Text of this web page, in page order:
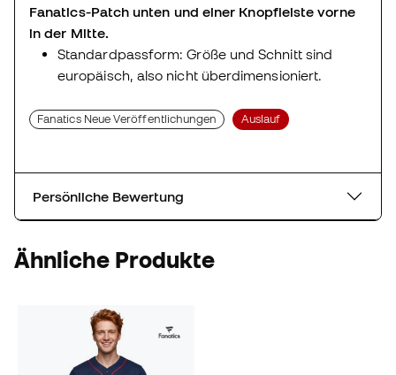
Fanatics-Patch unten und einer Knopfleiste vorne
in der Mitte.
Standardpassform: Größe und Schnitt sind
europäisch, also nicht überdimensioniert.
Fanatics Neue Veröffentlichungen Auslauf
Persönliche Bewertung
Ähnliche Produkte